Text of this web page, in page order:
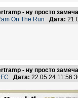
- ну просто
On The Run Дата:
- ну просто
Дата: 22.05.24